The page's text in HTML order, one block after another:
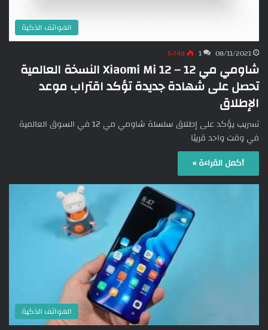
الهواتف الذكية
08/11/2021
1 5٬748
شاومي مي 12 – Xiaomi Mi 12 النسخة العالمية
تحصل على شهادة جديدة تؤكد اقتراب موعد
الإطلاق
تسريب يؤكد على إطلاق سلسلة شاومي مي 12 في السوق العالمية
في وقت واحد قريبًا
أكمل القراءة »
الهواتف الذكية